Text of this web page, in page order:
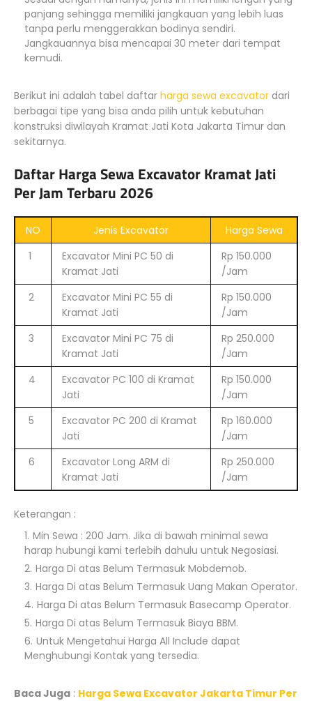
panjang sehingga memiliki jangkauan yang lebih luas
tanpa perlu menggerakkan bodinya sendiri.
Jangkauannya bisa mencapai 30 meter dari tempat
kemudi.
Berikut ini adalah tabel daftar harga sewa excavator dari
berbagai tipe yang bisa anda pilih untuk kebutuhan
konstruksi diwilayah Kramat Jati Kota Jakarta Timur dan
sekitarnya.
Daftar Harga Sewa Excavator Kramat Jati
Per Jam Terbaru 2026
NO Jenis Excavator
Harga Sewa
1
Excavator Mini PC 50 di
Kramat Jati
Rp 150.000
/Jam
2
Excavator Mini PC 55 di
Kramat Jati
Rp 150.000
/Jam
3
Excavator Mini PC 75 di
Kramat Jati
Rp 250.000
/Jam
4
Excavator PC 100 di Kramat
Jati
Rp 150.000
/Jam
5
Excavator PC 200 di Kramat
Jati
Rp 160.000
/Jam
6
Excavator Long ARM di
Kramat Jati
Rp 250.000
/Jam
Keterangan :
Min Sewa : 200 Jam. Jika di bawah minimal sewa
harap hubungi kami terlebih dahulu untuk Negosiasi.
Harga Di atas Belum Termasuk Mobdemob.
Harga Di atas Belum Termasuk Uang Makan Operator.
Harga Di atas Belum Termasuk Basecamp Operator.
Harga Di atas Belum Termasuk Biaya BBM.
Untuk Mengetahui Harga All Include dapat
Menghubungi Kontak yang tersedia.
Baca Juga : Harga Sewa Excavator Jakarta Timur Per